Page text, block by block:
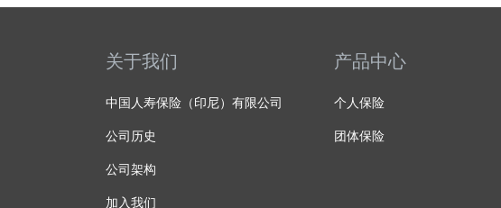
关于我们
中国人寿保险（印尼）有限公司
公司历史
公司架构
加入我们
产品中心
个人保险
团体保险